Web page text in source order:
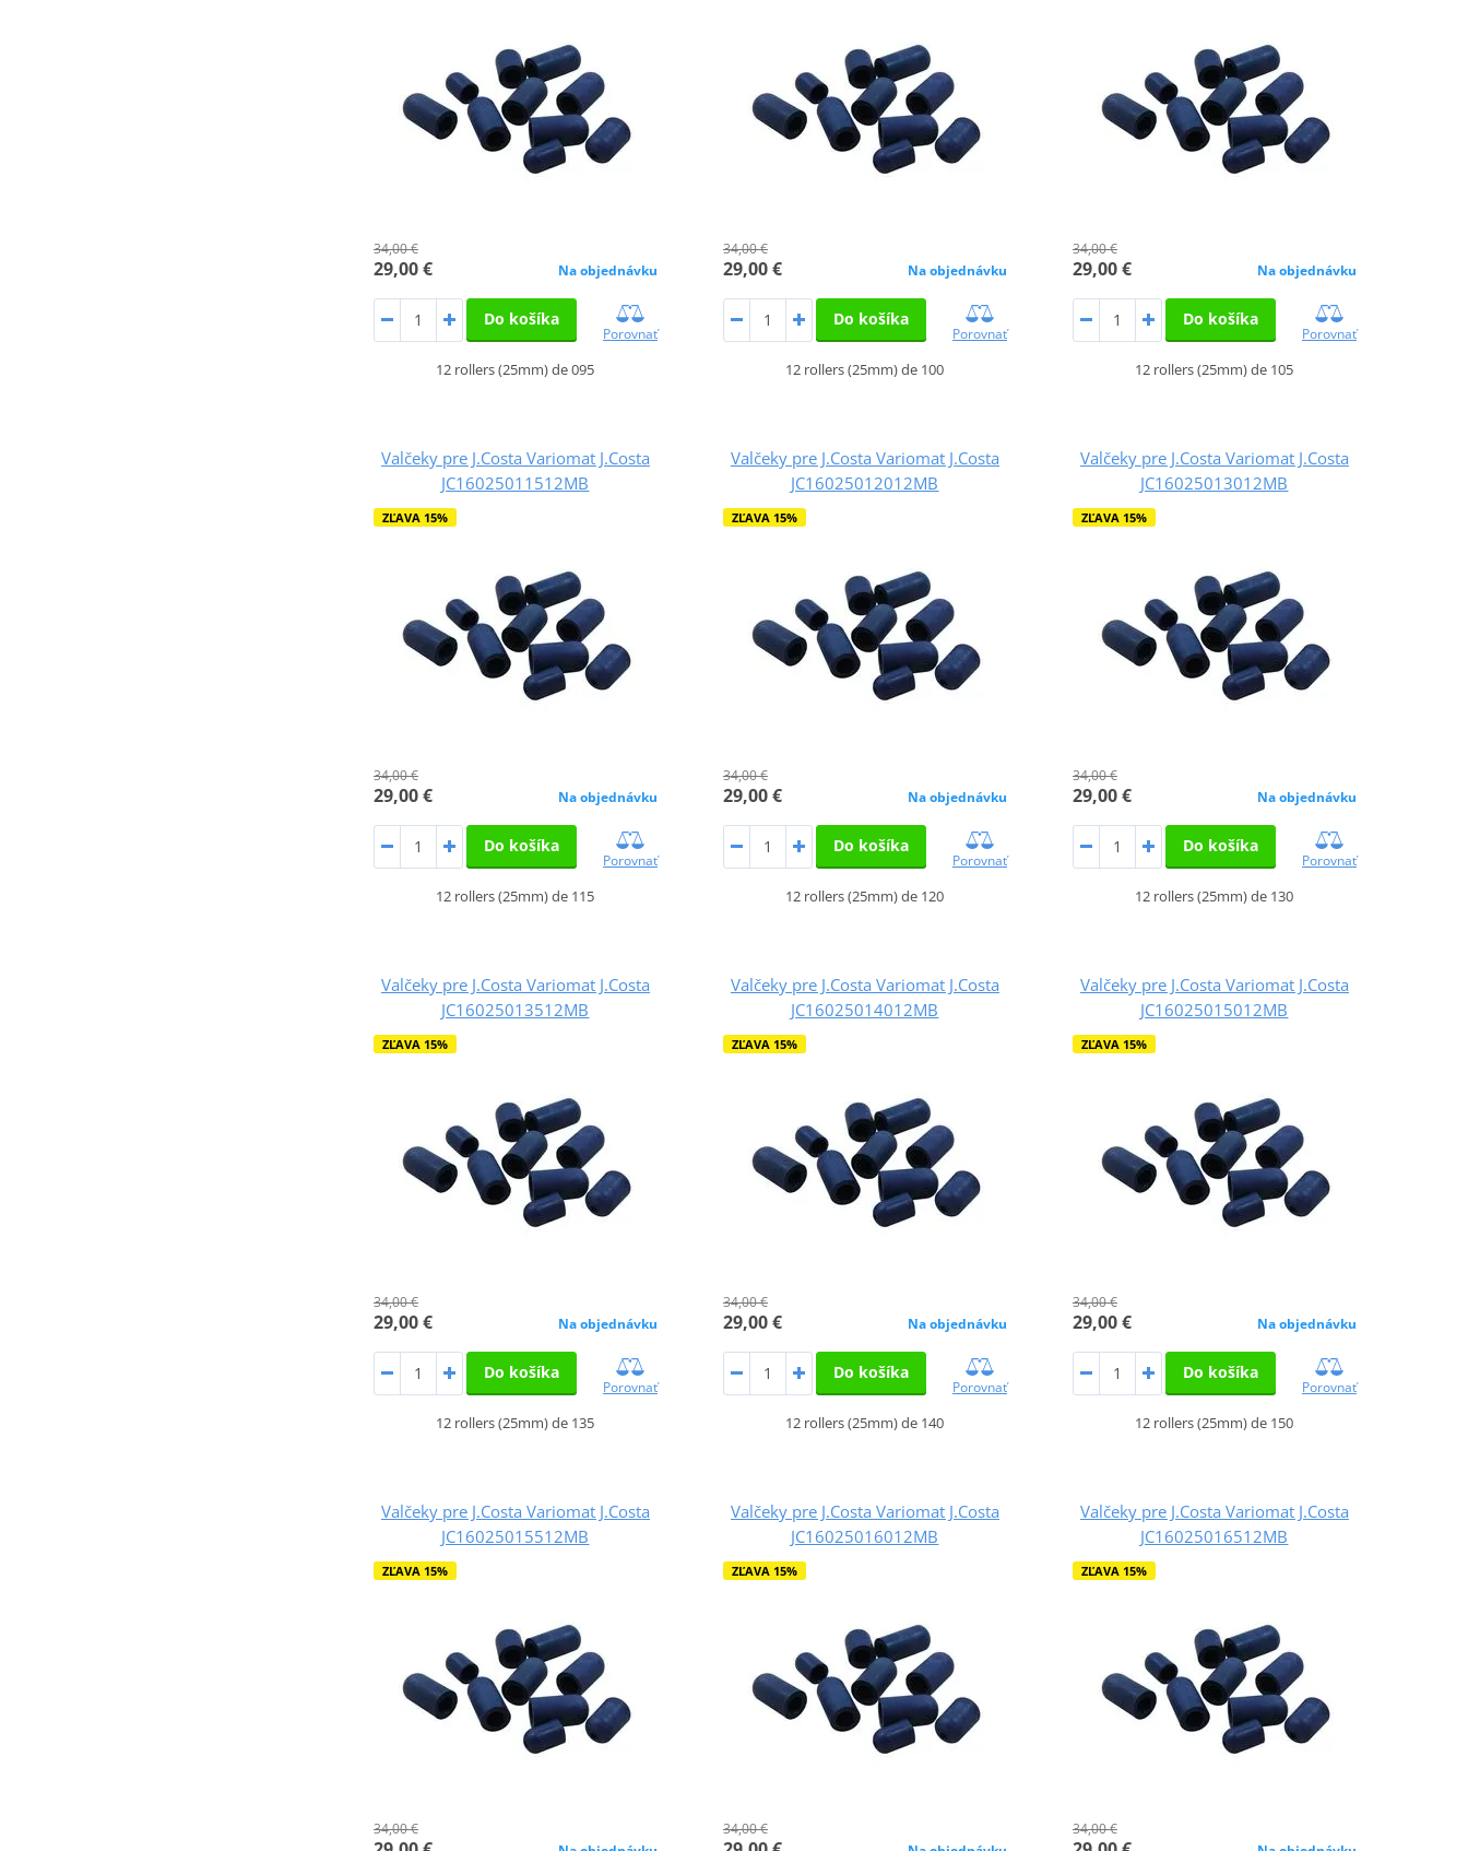
34,00 €
29,00 € Na objednávku
Do košíka
Porovnať
12 rollers (25mm) de 095
34,00 €
29,00 € Na objednávku
Do košíka
Porovnať
12 rollers (25mm) de 100
34,00 €
29,00 € Na objednávku
Do košíka
Porovnať
12 rollers (25mm) de 105
Valčeky pre J.Costa Variomat J.Costa
JC16025011512MB
ZĽAVA 15%
34,00 €
29,00 € Na objednávku
Do košíka
Porovnať
12 rollers (25mm) de 115
Valčeky pre J.Costa Variomat J.Costa
JC16025012012MB
ZĽAVA 15%
34,00 €
29,00 € Na objednávku
Do košíka
Porovnať
12 rollers (25mm) de 120
Valčeky pre J.Costa Variomat J.Costa
JC16025013012MB
ZĽAVA 15%
34,00 €
29,00 € Na objednávku
Do košíka
Porovnať
12 rollers (25mm) de 130
Valčeky pre J.Costa Variomat J.Costa
JC16025013512MB
ZĽAVA 15%
34,00 €
29,00 € Na objednávku
Do košíka
Porovnať
12 rollers (25mm) de 135
Valčeky pre J.Costa Variomat J.Costa
JC16025014012MB
ZĽAVA 15%
34,00 €
29,00 € Na objednávku
Do košíka
Porovnať
12 rollers (25mm) de 140
Valčeky pre J.Costa Variomat J.Costa
JC16025015012MB
ZĽAVA 15%
34,00 €
29,00 € Na objednávku
Do košíka
Porovnať
12 rollers (25mm) de 150
Valčeky pre J.Costa Variomat J.Costa
JC16025015512MB
ZĽAVA 15%
34,00 €
Valčeky pre J.Costa Variomat J.Costa
JC16025016012MB
ZĽAVA 15%
34,00 €
Valčeky pre J.Costa Variomat J.Costa
JC16025016512MB
ZĽAVA 15%
34,00 €